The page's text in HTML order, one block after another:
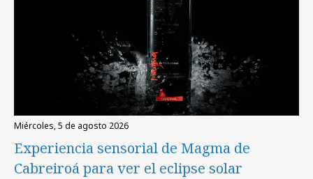
miércoles, 5 de agosto 2026
Experiencia sensorial de Magma de
Cabreiroá para ver el eclipse solar